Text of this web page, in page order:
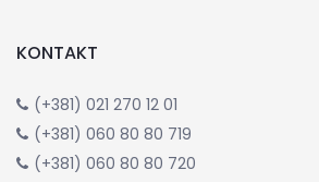
KONTAKT
(+381) 021 270 12 01
(+381) 060 80 80 719
(+381) 060 80 80 720